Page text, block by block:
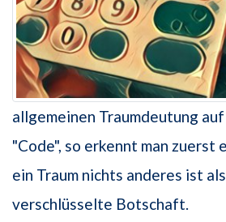
allgemeinen Traumdeutung
"Code", so erkennt man zuerst
ein Traum nichts anderes ist
verschlüsselte Botschaft.